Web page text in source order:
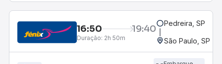
16:50 19:40
Duração: 2h 50m
Pedreira, SP
São Paulo, SP -